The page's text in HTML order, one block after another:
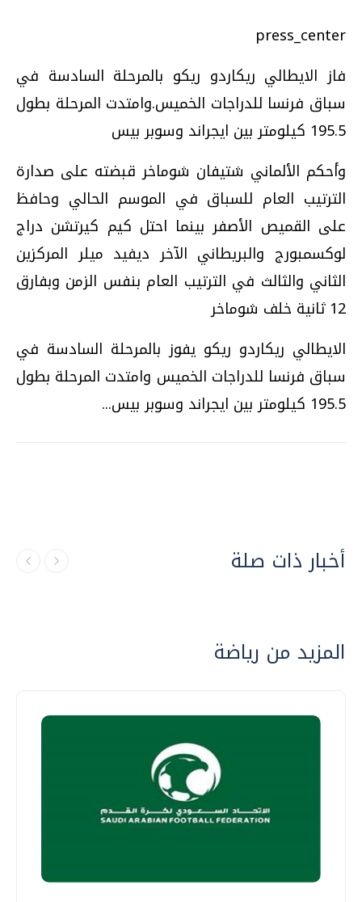
press_center
فاز الايطالي ريكاردو ريكو بالمرحلة السادسة في
سباق فرنسا للدراجات الخميس.وامتدت المرحلة بطول
195.5 كيلومتر بين ايجراند وسوبر بيس
وأحكم الألماني شتيفان شوماخر قبضته على صدارة
الترتيب العام للسباق في الموسم الحالي وحافظ
على القميص الأصفر بينما احتل كيم كيرتشن دراج
لوكسمبورج والبريطاني الآخر ديفيد ميلر المركزين
الثاني والثالث في الترتيب العام بنفس الزمن وبفارق
12 ثانية خلف شوماخر
الايطالي ريكاردو ريكو يفوز بالمرحلة السادسة في
سباق فرنسا للدراجات الخميس وامتدت المرحلة بطول
195.5 كيلومتر بين ايجراند وسوبر بيس...
أخبار ذات صلة
المزيد من رياضة